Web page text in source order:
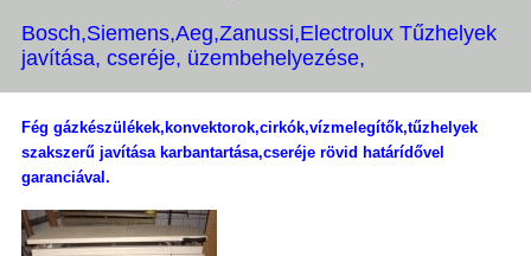
Bosch,Siemens,Aeg,Zanussi,Electrolux Tűzhelyek
javítása, cseréje, üzembehelyezése,
Fég gázkészülékek,konvektorok,cirkók,vízmelegítők,tűzhelyek
szakszerű javítása karbantartása,cseréje rövid határídővel
garanciával.